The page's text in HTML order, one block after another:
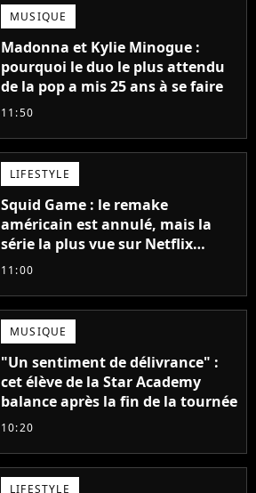
MUSIQUE
Madonna et Kylie Minogue :
pourquoi le duo le plus attendu
de la pop a mis 25 ans à se faire
11:50
LIFESTYLE
Squid Game : le remake
américain est annulé, mais la
série la plus vue sur Netflix
pourrait avoir une version
11:00
MUSIQUE
"Un sentiment de délivrance" :
cet élève de la Star Academy
balance après la fin de la tournée
10:20
LIFESTYLE